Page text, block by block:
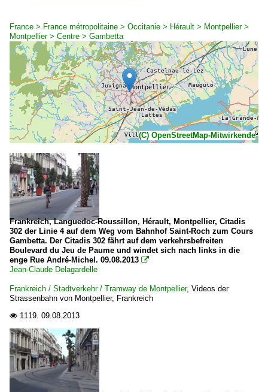
France > France métropolitaine > Occitanie > Hérault > Montpellier >
Montpellier > Centre > Gambetta
(C) OpenStreetMap-Mitwirkende
Frankreich, Languedoc-Roussillon, Hérault, Montpellier, Citadis
302 der Linie 4 auf dem Weg vom Bahnhof Saint-Roch zum Cours
Gambetta. Der Citadis 302 fährt auf dem verkehrsbefreiten
Boulevard du Jeu de Paume und windet sich nach links in die
enge Rue André-Michel. 09.08.2013 
Jean-Claude Delagardelle
Frankreich / Stadtverkehr / Tramway de Montpellier, Videos der
Strassenbahn von Montpellier, Frankreich
 1119. 09.08.2013